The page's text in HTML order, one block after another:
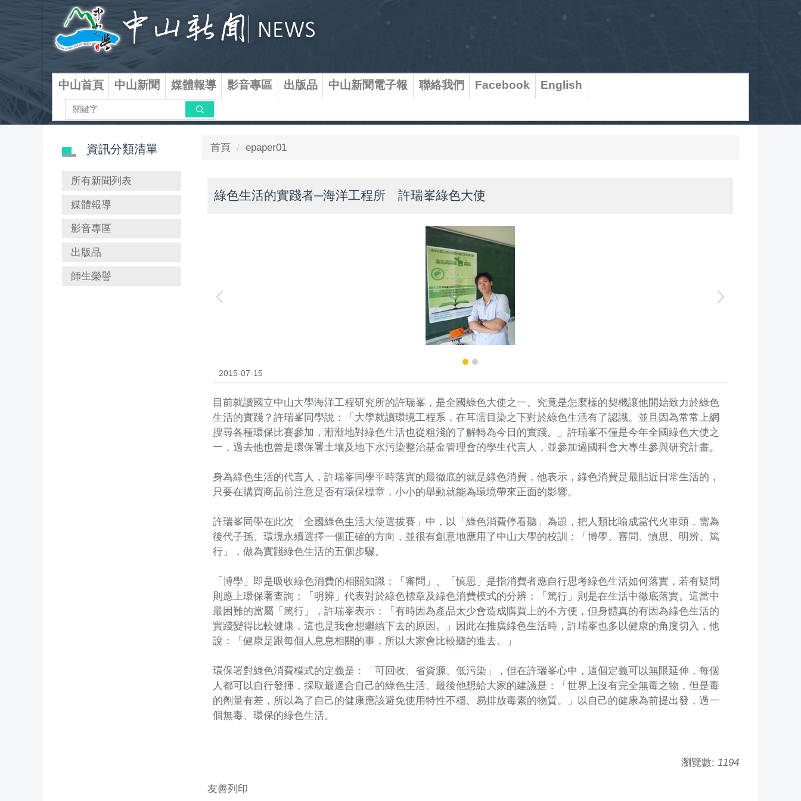
區
中山首頁 中山新聞 媒體報導 影音專區 出版品 中山新聞電子報 聯絡我們 Facebook English
搜尋
資訊分類清單
所有新聞列表
媒體報導
影音專區
出版品
師生榮譽
首頁 epaper01
綠色生活的實踐者─海洋工程所 許瑞峯綠色大使
2015-07-15
目前就讀國立中山大學海洋工程研究所的許瑞峯，是全國綠色大使之一。究竟是怎麼樣的契機讓他開始致力於綠色
生活的實踐？許瑞峯同學說：「大學就讀環境工程系，在耳濡目染之下對於綠色生活有了認識。並且因為常常上網
搜尋各種環保比賽參加，漸漸地對綠色生活也從粗淺的了解轉為今日的實踐。」許瑞峯不僅是今年全國綠色大使之
一，過去他也曾是環保署土壤及地下水污染整治基金管理會的學生代言人，並參加過國科會大專生參與研究計畫。
身為綠色生活的代言人，許瑞峯同學平時落實的最徹底的就是綠色消費，他表示，綠色消費是最貼近日常生活的，
只要在購買商品前注意是否有環保標章，小小的舉動就能為環境帶來正面的影響。
許瑞峯同學在此次「全國綠色生活大使選拔賽」中，以「綠色消費停看聽」為題，把人類比喻成當代火車頭，需為
後代子孫、環境永續選擇一個正確的方向，並很有創意地應用了中山大學的校訓：「博學、審問、慎思、明辨、篤
行」，做為實踐綠色生活的五個步驟。
「博學」即是吸收綠色消費的相關知識；「審問」、「慎思」是指消費者應自行思考綠色生活如何落實，若有疑問
則應上環保署查詢；「明辨」代表對於綠色標章及綠色消費模式的分辨；「篤行」則是在生活中徹底落實。這當中
最困難的當屬「篤行」，許瑞峯表示：「有時因為產品太少會造成購買上的不方便，但身體真的有因為綠色生活的
實踐變得比較健康，這也是我會想繼續下去的原因。」因此在推廣綠色生活時，許瑞峯也多以健康的角度切入，他
說：「健康是跟每個人息息相關的事，所以大家會比較聽的進去。」
環保署對綠色消費模式的定義是：「可回收、省資源、低污染」，但在許瑞峯心中，這個定義可以無限延伸，每個
人都可以自行發揮，採取最適合自己的綠色生活。最後他想給大家的建議是：「世界上沒有完全無毒之物，但是毒
的劑量有差，所以為了自己的健康應該避免使用特性不穩、易排放毒素的物質。」以自己的健康為前提出發，過一
個無毒、環保的綠色生活。
瀏覽數: 1194
友善列印